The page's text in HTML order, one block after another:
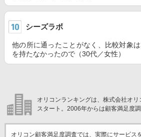
シーズラボ
他の所に通ったことがなく、比較対象
を持たなかったので（30代／女性）
オリコンランキングは、株式会社オ
スタート。2006年からは顧客満足度調
オリコン顧客満足度調査では、実際にサービス